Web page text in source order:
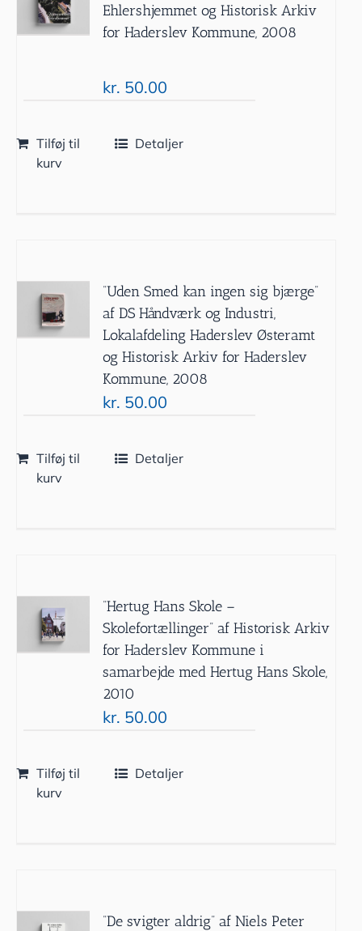
Ehlershjemmet og Historisk Arkiv
for Haderslev Kommune, 2008
kr. 50.00
Tilføj til
kurv
Detaljer
”Uden Smed kan ingen sig bjærge”
af DS Håndværk og Industri,
Lokalafdeling Haderslev Østeramt
og Historisk Arkiv for Haderslev
Kommune, 2008
kr. 50.00
Tilføj til
kurv
Detaljer
”Hertug Hans Skole –
Skolefortællinger” af Historisk Arkiv
for Haderslev Kommune i
samarbejde med Hertug Hans Skole,
2010
kr. 50.00
Tilføj til
kurv
Detaljer
”De svigter aldrig” af Niels Peter